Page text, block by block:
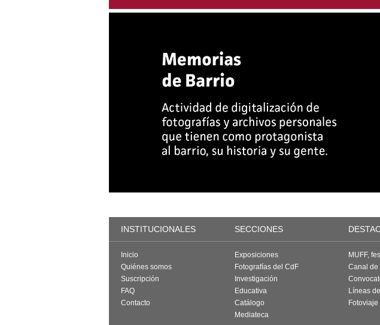
INSTITUCIONALES SECCIONES
Inicio
Quiénes somos
Suscripción
FAQ
Contacto
Exposiciones
Fotografías del CdF
Investigación
Educativa
Catálogo
Mediateca
MUFF,
Canal de
Líneas
Fotoviaje